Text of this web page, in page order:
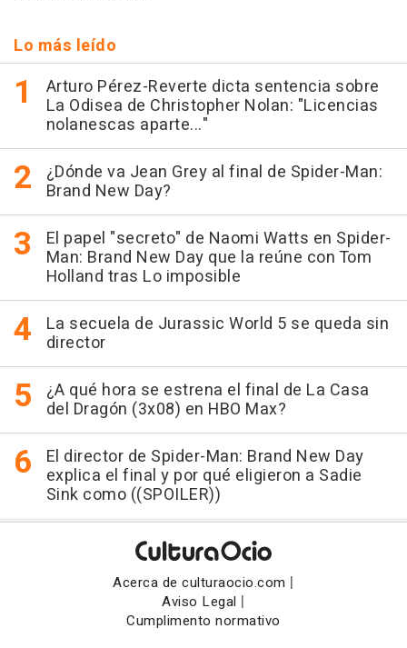
Lo más leído
Arturo Pérez-Reverte dicta sentencia sobre
La Odisea de Christopher Nolan: "Licencias
nolanescas aparte..."
¿Dónde va Jean Grey al final de Spider-Man:
Brand New Day?
El papel "secreto" de Naomi Watts en Spider-
Man: Brand New Day que la reúne con Tom
Holland tras Lo imposible
La secuela de Jurassic World 5 se queda sin
director
¿A qué hora se estrena el final de La Casa
del Dragón (3x08) en HBO Max?
El director de Spider-Man: Brand New Day
explica el final y por qué eligieron a Sadie
Sink como ((SPOILER))
Acerca de culturaocio.com |
Aviso Legal |
Cumplimento normativo